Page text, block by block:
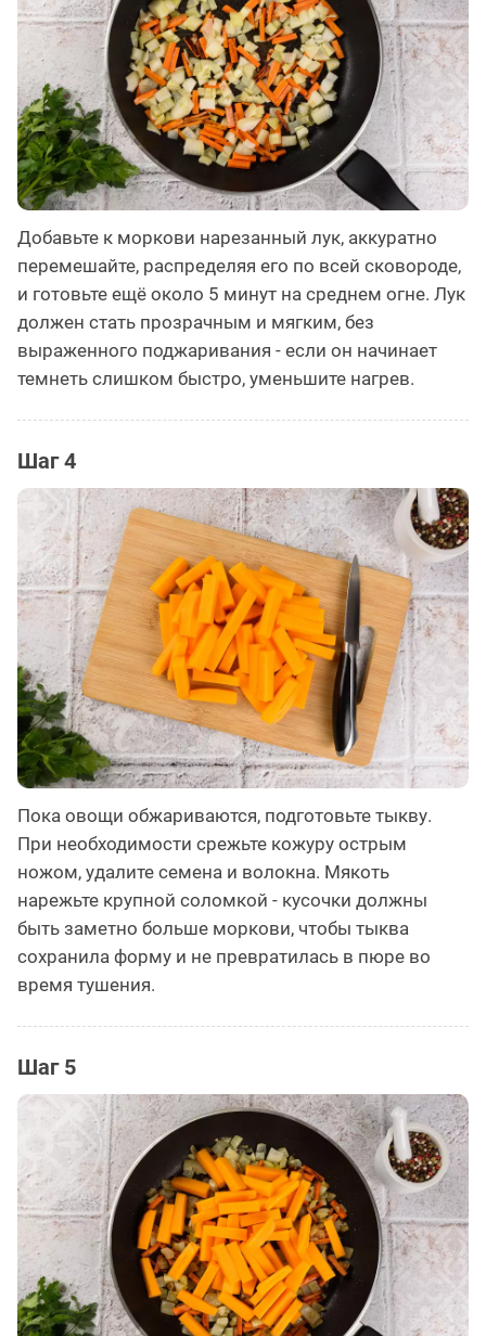
Добавьте к моркови нарезанный лук, аккуратно
перемешайте, распределяя его по всей сковороде,
и готовьте ещё около 5 минут на среднем огне. Лук
должен стать прозрачным и мягким, без
выраженного поджаривания - если он начинает
темнеть слишком быстро, уменьшите нагрев.
Шаг 4
Пока овощи обжариваются, подготовьте тыкву.
При необходимости срежьте кожуру острым
ножом, удалите семена и волокна. Мякоть
нарежьте крупной соломкой - кусочки должны
быть заметно больше моркови, чтобы тыква
сохранила форму и не превратилась в пюре во
время тушения.
Шаг 5